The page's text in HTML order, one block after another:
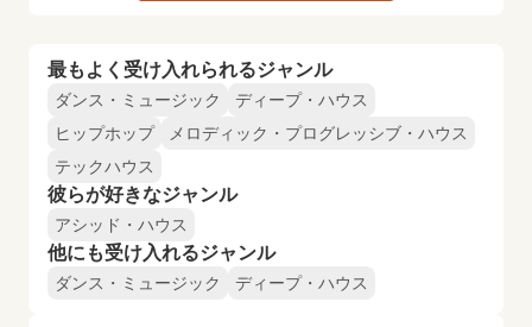
最もよく受け入れられるジャンル
ダンス・ミュージック
ディープ・ハウス
ヒップホップ
メロディック・プログレッシブ・ハウス
テックハウス
彼らが好きなジャンル
アシッド・ハウス
他にも受け入れるジャンル
ダンス・ミュージック ディープ・ハウス